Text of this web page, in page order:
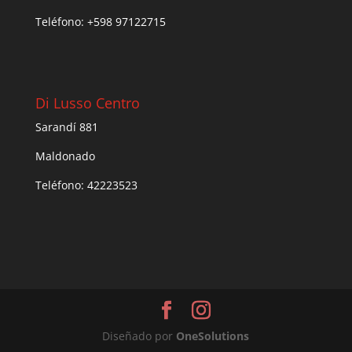
Teléfono: +598 97122715
Di Lusso Centro
Sarandí 881
Maldonado
Teléfono: 42223523
Diseñado por OneSolutions